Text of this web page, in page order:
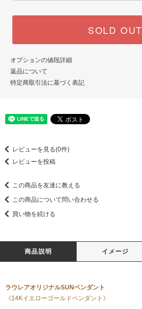
SOLD OUT
オプションの値段詳細
返品について
特定商取引法に基づく表記
レビューを見る(0件)
レビューを投稿
この商品を友達に教える
この商品について問い合わせる
買い物を続ける
商品説明 イメージ
ラウレアオリジナルSUNペンダント
《14Kイエローゴールドペンダント》